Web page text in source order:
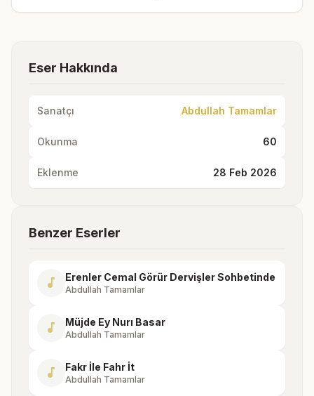
Eser Hakkında
Sanatçı Abdullah Tamamlar
Okunma 60
Eklenme 28 Feb 2026
Benzer Eserler
music_note Erenler Cemal Görür Dervişler Sohbetinde
Abdullah Tamamlar
music_note Müjde Ey Nurı Basar
Abdullah Tamamlar
music_note Fakr İle Fahr İt
Abdullah Tamamlar